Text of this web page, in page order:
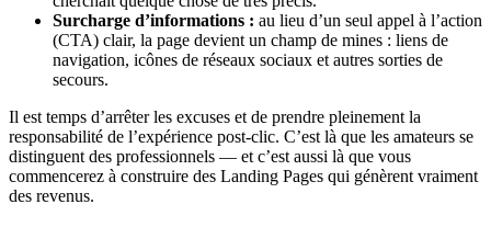
Surcharge d’informations : au lieu d’un seul appel à l’action
(CTA) clair, la page devient un champ de mines : liens de
navigation, icônes de réseaux sociaux et autres sorties de
secours.
Il est temps d’arrêter les excuses et de prendre pleinement la
responsabilité de l’expérience post-clic. C’est là que les amateurs se
distinguent des professionnels — et c’est aussi là que vous
commencerez à construire des Landing Pages qui génèrent vraiment
des revenus.